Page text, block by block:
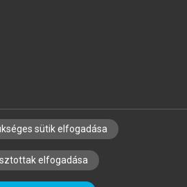
KÖNYVTÁROSOKNAK
ÉS LEKTORÁLÁSI ALAPELVEK
sütik elfogadása
elfogadása